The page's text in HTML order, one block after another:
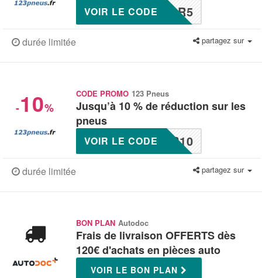
AR5
VOIR LE CODE
durée limitée partagez sur
-10%
CODE PROMO 123 Pneus
Jusqu’à 10 % de réduction sur les
pneus
R10
VOIR LE CODE
durée limitée partagez sur
BON PLAN Autodoc
Frais de livraison OFFERTS dès
120€ d'achats en pièces auto
VOIR LE BON PLAN